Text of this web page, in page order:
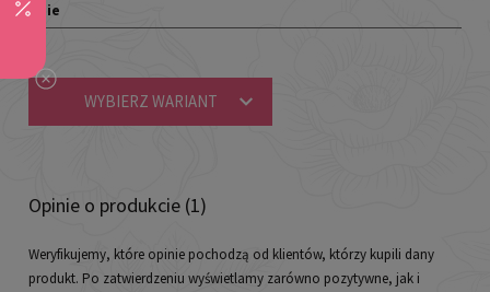
Nie
WYBIERZ WARIANT
Opinie o produkcie (1)
Weryfikujemy, które opinie pochodzą od klientów, którzy kupili dany
produkt. Po zatwierdzeniu wyświetlamy zarówno pozytywne, jak i